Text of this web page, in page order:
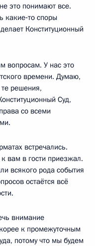
это понимают все.
какие‑то споры
Конституционный
вопросам. У нас это
времени. Думаю,
те решения,
Суд,
со всеми
встречались.
вам в гости приезжал.
всякого рода события
остаётся всё
внимание
к промежуточным
потому что мы будем